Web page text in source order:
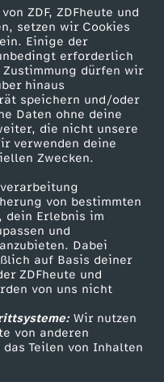
ZDF, ZDFheute und
setzen wir Cookies
Einige der
erforderlich
dürfen wir
hinaus
speichern und/oder
Daten ohne deine
die nicht unsere
verwenden deine
Zwecken.
von bestimmten
dein Erlebnis im
und
Dabei
auf Basis deiner
ZDFheute und
von uns nicht
Wir nutzen
von anderen
Teilen von Inhalten
zum ZDF